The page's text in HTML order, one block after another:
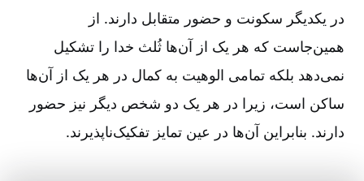
در یکدیگر سکونت و حضور متقابل دارند. از
همین‌جاست که هر یک از آن‌ها ثُلث خدا را تشکیل
نمی‌دهد بلکه تمامی الوهیت به کمال در هر یک از آن‌ها
ساکن است، زیرا در هر یک دو شخص دیگر نیز حضور
دارند. بنابراین آن‌ها در عین تمایز تفکیک‌ناپذیرند.
10
10